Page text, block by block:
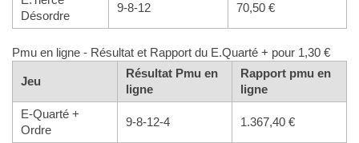
Désordre
9-8-12 70,50 €
Pmu en ligne - Résultat et Rapport du E.Quarté + pour 1,30 €
Jeu
Résultat Pmu en
ligne
Rapport pmu en
ligne
E-Quarté +
Ordre
9-8-12-4 1.367,40 €